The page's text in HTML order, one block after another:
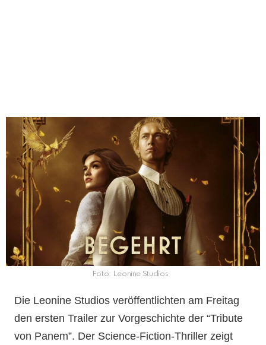
Foto: Leonine Studios
Die Leonine Studios veröffentlichten am Freitag
den ersten Trailer zur Vorgeschichte der “Tribute
von Panem”. Der Science-Fiction-Thriller zeigt